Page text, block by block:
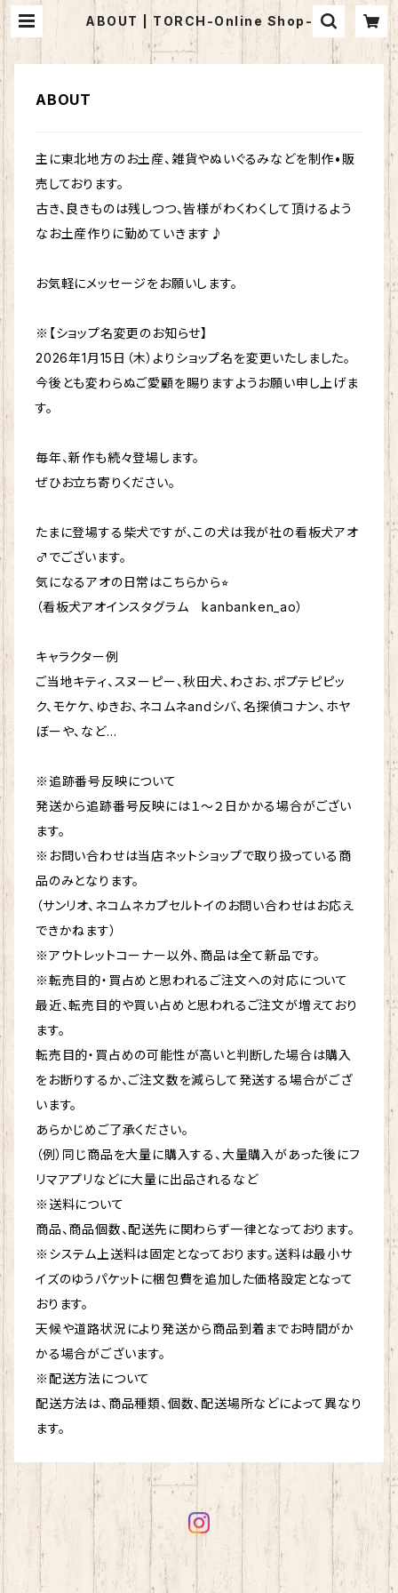
ABOUT | TORCH-Online Shop-
ABOUT
主に東北地方のお土産、雑貨やぬいぐるみなどを制作•販
売しております。
古き、良きものは残しつつ、皆様がわくわくして頂けるよう
なお土産作りに勤めていきます♪
お気軽にメッセージをお願いします。
※【ショップ名変更のお知らせ】
2026年1月15日（木）よりショップ名を変更いたしました。
今後とも変わらぬご愛顧を賜りますようお願い申し上げま
す。
毎年、新作も続々登場します。
ぜひお立ち寄りください。
たまに登場する柴犬ですが、この犬は我が社の看板犬アオ
♂でございます。
気になるアオの日常はこちらから⭐︎
（看板犬アオインスタグラム kanbanken_ao）
キャラクター例
ご当地キティ、スヌーピー、秋田犬、わさお、ポプテピピッ
ク、モケケ、ゆきお、ネコムネandシバ、名探偵コナン、ホヤ
ぼーや、など…
※追跡番号反映について
発送から追跡番号反映には１～２日かかる場合がござい
ます。
※お問い合わせは当店ネットショップで取り扱っている商
品のみとなります。
（サンリオ、ネコムネカプセルトイのお問い合わせはお応え
できかねます）
※アウトレットコーナー以外、商品は全て新品です。
※転売目的・買占めと思われるご注文への対応について
最近、転売目的や買い占めと思われるご注文が増えており
ます。
転売目的・買占めの可能性が高いと判断した場合は購入
をお断りするか、ご注文数を減らして発送する場合がござ
います。
あらかじめご了承ください。
（例）同じ商品を大量に購入する、大量購入があった後にフ
リマアプリなどに大量に出品されるなど
※送料について
商品、商品個数、配送先に関わらず一律となっております。
※システム上送料は固定となっております。送料は最小サ
イズのゆうパケットに梱包費を追加した価格設定となって
おります。
天候や道路状況により発送から商品到着までお時間がか
かる場合がございます。
※配送方法について
配送方法は、商品種類、個数、配送場所などによって異なり
ます。